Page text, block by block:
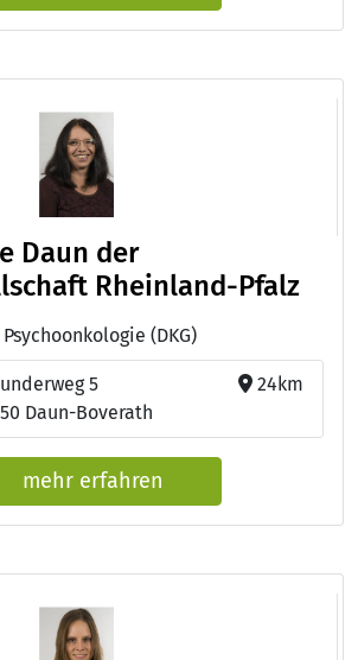
Daun der
Rheinland-Pfalz
(DKG)
5
Daun-Boverath
24km
mehr erfahren